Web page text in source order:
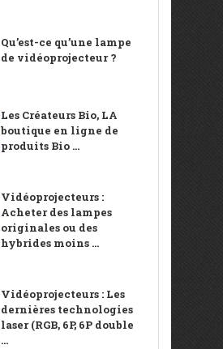
Qu’est-ce qu’une lampe
de vidéoprojecteur ?
Les Créateurs Bio, LA
boutique en ligne de
produits Bio ...
Vidéoprojecteurs :
Acheter des lampes
originales ou des
hybrides moins ...
Vidéoprojecteurs : Les
dernières technologies
laser (RGB, 6P, 6P double
...